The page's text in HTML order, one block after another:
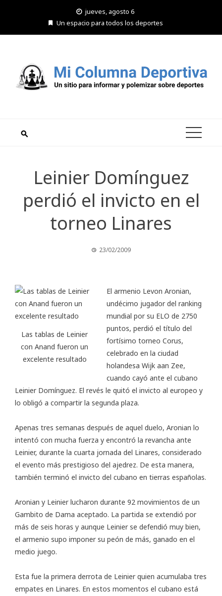
jueves, agosto 6
Un espacio para todos los deportes
Leinier Domínguez
perdió el invicto en el
torneo Linares
23/02/2009
Las tablas de Leinier
con Anand fueron un
excelente resultado
El armenio Levon Aronian,
undécimo jugador del ranking
mundial por su ELO de 2750
puntos, perdió el título del
fortísimo torneo Corus,
celebrado en la ciudad
holandesa Wijk aan Zee,
cuando cayó ante el cubano
Leinier Domínguez. El revés le quitó el invicto al europeo y
lo obligó a compartir la segunda plaza.
Apenas tres semanas después de aquel duelo, Aronian lo
intentó con mucha fuerza y encontró la revancha ante
Leinier, durante la cuarta jornada del Linares, considerado
el evento más prestigioso del ajedrez. De esta manera,
también terminó el invicto del cubano en tierras españolas.
Aronian y Leinier lucharon durante 92 movimientos de un
Gambito de Dama aceptado. La partida se extendió por
más de seis horas y aunque Leinier se defendió muy bien,
el armenio supo imponer su peón de más, ganado en el
medio juego.
Esta fue la primera derrota de Leinier quien acumulaba tres
empates en Linares. En estos momentos el cubano está